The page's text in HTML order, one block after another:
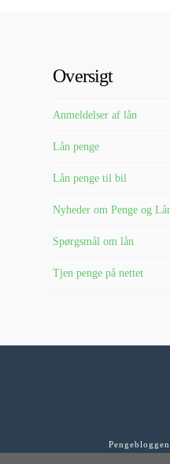
Oversigt
Anmeldelser af lån
Lån penge
Lån penge til bil
Nyheder om Penge og
Spørgsmål om lån
Tjen penge på nettet